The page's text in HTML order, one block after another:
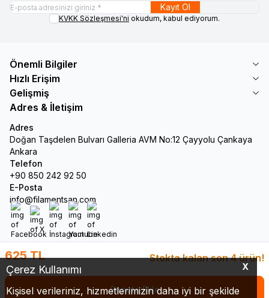
X
Çerez Kullanımı
Kişisel verileriniz, hizmetlerimizin daha iyi bir şekilde
625TL Stokta kalan son 4 ürün!
Sepete Ekle
Kayıt Ol
KVKK Sözleşmesi'ni okudum, kabul ediyorum.
Önemli Bilgiler
Hızlı Erişim
Gelişmiş
Adres & İletişim
Adres
Doğan Taşdelen Bulvarı Galleria AVM No:12 Çayyolu Çankaya
Ankara
Telefon
+90 850 242 92 50
E-Posta
info@filamentsan.com
Facebook
X İnstagram
Youtube